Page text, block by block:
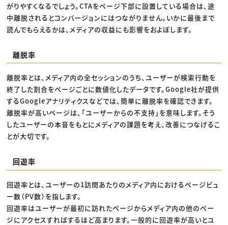
がりやすくなるでしょう。CTAをページ下部に設置している場合は、途
中離脱されるとコンバージョンにはつながりません。いかに最後まで
読んでもらえるかは、メディアの収益にも影響をおよぼします。
離脱率
離脱率とは、メディア内の全セッションのうち、ユーザーが検索行動を
終了した割合をページごとに数値化したデータです。Google社が提供
するGoogleアナリティクスなどでは、簡単に離脱率を確認できます。
離脱率が高いページは、「ユーザーからの不支持」を意味します。そう
したユーザーの本音をもとにメディアの課題を考え、改善につなげるこ
とが大切です。
回遊率
回遊率とは、ユーザーの1訪問あたりのメディア内におけるページビュ
ー数（PV数）を指します。
回遊率はユーザーが最初に訪れたページからメディア内の他のペー
ジにアクセスすればするほど高まります。一般的に回遊率が高いとユ